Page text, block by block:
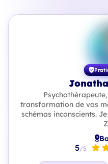
transformation de vos
schémas inconscients.
5/5